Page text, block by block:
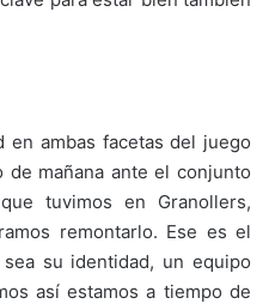
en ambas facetas del juego
mañana ante el conjunto
tuvimos en Granollers,
remontarlo. Ese es el
su identidad, un equipo
así estamos a tiempo de